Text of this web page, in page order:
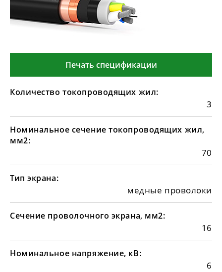
Печать спецификации
Количество токопроводящих жил:
3
Номинальное сечение токопроводящих жил,
мм2:
70
Тип экрана:
медные проволоки
Сечение проволочного экрана, мм2:
16
Номинальное напряжение, кВ:
6